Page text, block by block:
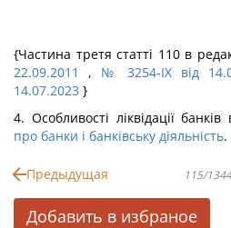
{Частина третя статті 110 в
22.09.2011
, № 3254-IX від
14.07.2023 }
4. Особливості ліквідації
про банки і банківську діяльність.
Предыдущая 115/1344
Добавить в избраное